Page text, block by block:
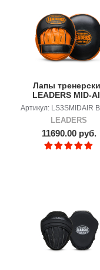
Лапы
LEADERS MID-
ORANGE
Артикул: LS3SMIDAIR
LEADERS
11690.00 руб.